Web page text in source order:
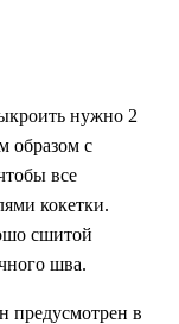
нужно 2
образом с
все
кокетки.
сшитой
шва.
предусмотрен в